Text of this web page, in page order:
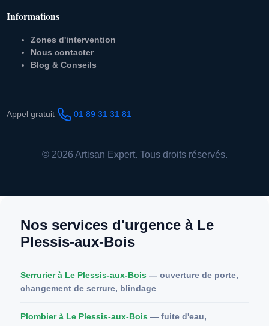
Informations
Zones d'intervention
Nous contacter
Blog & Conseils
Appel gratuit 01 89 31 31 81
© 2026 Artisan Expert. Tous droits réservés.
Nos services d'urgence à Le
Plessis-aux-Bois
Serrurier à Le Plessis-aux-Bois — ouverture de porte,
changement de serrure, blindage
Plombier à Le Plessis-aux-Bois — fuite d'eau,